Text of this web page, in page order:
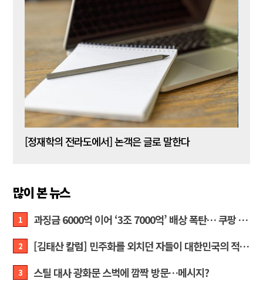
[정재학의 전라도에서] 논객은 글로 말한다
많이 본 뉴스
1 과징금 6000억 이어 ‘3조 7000억’ 배상 폭탄… 쿠팡 때리기에 한미 통상 ‘초비상’
2 [김태산 칼럼] 민주화를 외치던 자들이 대한민국의 적이고 간첩이었다
3 스틸 대사 광화문 스벅에 깜짝 방문…메시지?